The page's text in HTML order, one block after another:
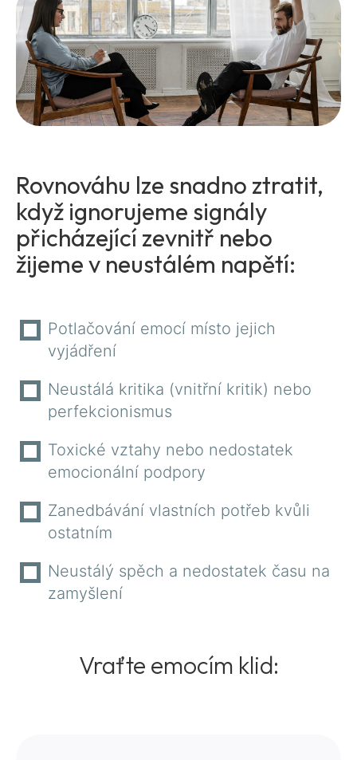
Rovnováhu lze snadno ztratit,
když ignorujeme signály
přicházející zevnitř nebo
žijeme v neustálém napětí:
Potlačování emocí místo jejich
vyjádření
Neustálá kritika (vnitřní kritik) nebo
perfekcionismus
Toxické vztahy nebo nedostatek
emocionální podpory
Zanedbávání vlastních potřeb kvůli
ostatním
Neustálý spěch a nedostatek času na
zamyšlení
Vraťte emocím klid: